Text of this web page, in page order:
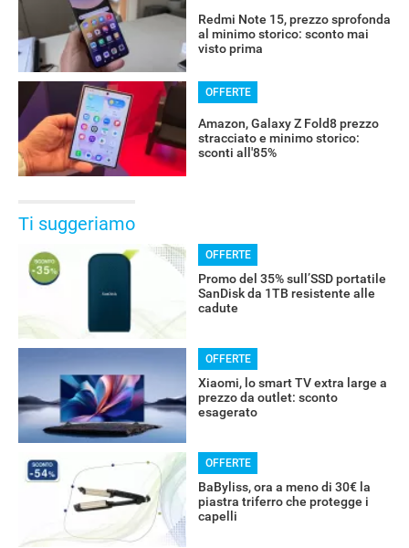
Redmi Note 15, prezzo sprofonda
al minimo storico: sconto mai
visto prima
OFFERTE
Amazon, Galaxy Z Fold8 prezzo
stracciato e minimo storico:
sconti all'85%
Ti suggeriamo
OFFERTE
Promo del 35% sull’SSD portatile
SanDisk da 1TB resistente alle
cadute
OFFERTE
Xiaomi, lo smart TV extra large a
prezzo da outlet: sconto
esagerato
OFFERTE
BaByliss, ora a meno di 30€ la
piastra triferro che protegge i
capelli